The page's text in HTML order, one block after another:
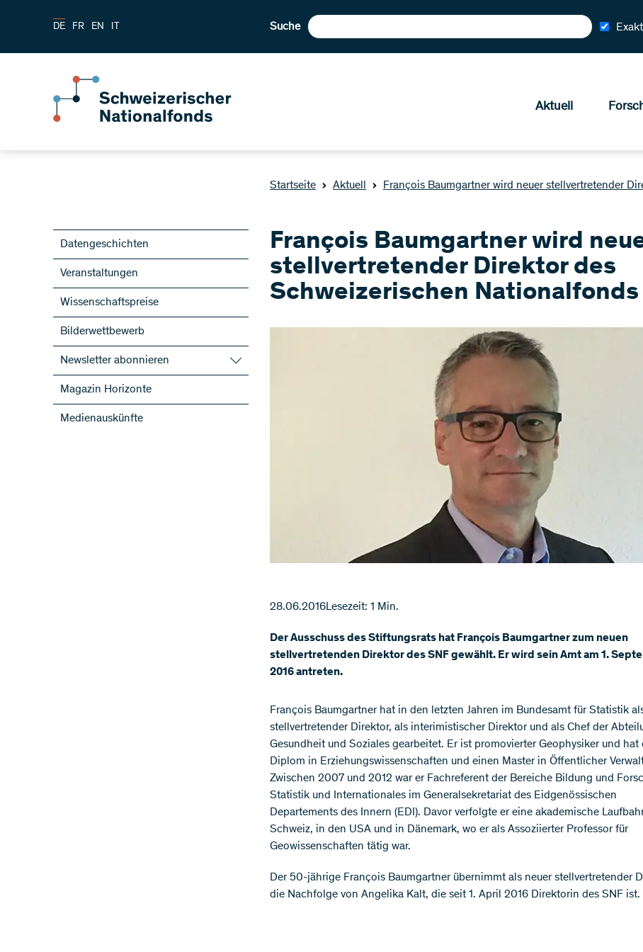
DE FR EN IT Suche Exakt
Aktuell
Startseite Aktuell François Baumgartner wird neuer stellvertretender
Datengeschichten
Veranstaltungen
Wissenschaftspreise
Bilderwettbewerb
Newsletter abonnieren
SNF-Newsletter abonnieren
Newsletter der NFP abonnieren
ScienceGeist
Magazin Horizonte
Medienauskünfte
François Baumgartner wird
stellvertretender Direktor des
Schweizerischen Nationalfonds
28.06.2016Lesezeit: 1 Min.
Der Ausschuss des Stiftungsrats hat François Baumgartner zum neuen
stellvertretenden Direktor des SNF gewählt. Er wird sein Amt am 1.
2016 antreten.
François Baumgartner hat in den letzten Jahren im Bundesamt für Statistik
stellvertretender Direktor, als interimistischer Direktor und als Chef der
Gesundheit und Soziales gearbeitet. Er ist promovierter Geophysiker und hat
Diplom in Erziehungswissenschaften und einen Master in Öffentlicher
Zwischen 2007 und 2012 war er Fachreferent der Bereiche Bildung und
Statistik und Internationales im Generalsekretariat des Eidgenössischen
Departements des Innern (EDI). Davor verfolgte er eine akademische
Schweiz, in den USA und in Dänemark, wo er als Assoziierter Professor für
Geowissenschaften tätig war.
Der 50-jährige François Baumgartner übernimmt als neuer stellvertretender
die Nachfolge von Angelika Kalt, die seit 1. April 2016 Direktorin des SNF ist.